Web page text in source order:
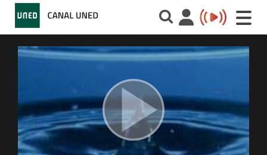
Toggle